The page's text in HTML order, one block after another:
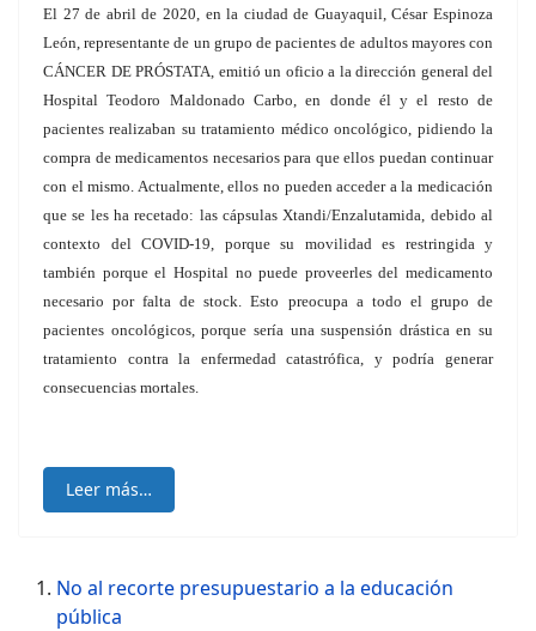
El 27 de abril de 2020, en la ciudad de Guayaquil, César Espinoza
León, representante de un grupo de pacientes de adultos mayores con
CÁNCER DE PRÓSTATA, emitió un oficio a la dirección general del
Hospital Teodoro Maldonado Carbo, en donde él y el resto de
pacientes realizaban su tratamiento médico oncológico, pidiendo la
compra de medicamentos necesarios para que ellos puedan continuar
con el mismo. Actualmente, ellos no pueden acceder a la medicación
que se les ha recetado: las cápsulas Xtandi/Enzalutamida, debido al
contexto del COVID-19, porque su movilidad es restringida y
también porque el Hospital no puede proveerles del medicamento
necesario por falta de stock. Esto preocupa a todo el grupo de
pacientes oncológicos, porque sería una suspensión drástica en su
tratamiento contra la enfermedad catastrófica, y podría generar
consecuencias mortales.
Leer más…
No al recorte presupuestario a la educación
pública